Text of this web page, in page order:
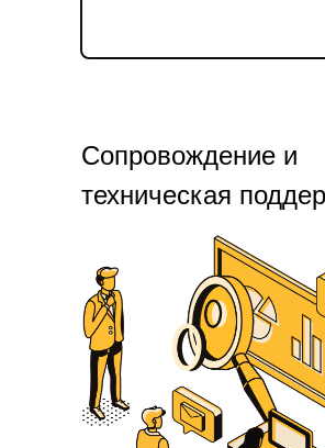
Сопровождение и
техническая